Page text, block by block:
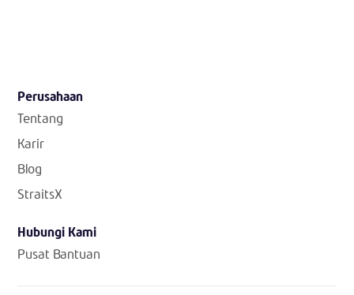
Perusahaan
Tentang
Karir
Blog
StraitsX
Hubungi Kami
Pusat Bantuan